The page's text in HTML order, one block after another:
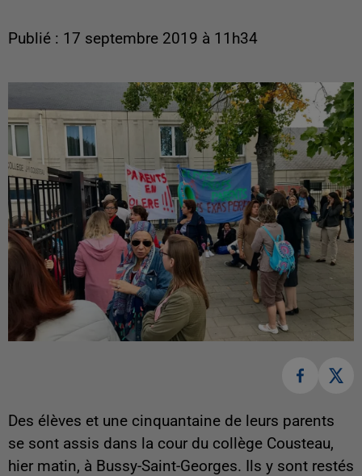
Publié : 17 septembre 2019 à 11h34
Des élèves et une cinquantaine de leurs parents
se sont assis dans la cour du collège Cousteau,
hier matin, à Bussy-Saint-Georges. Ils y sont restés